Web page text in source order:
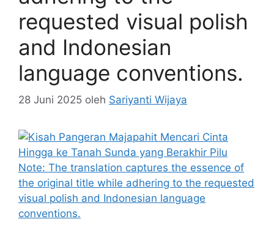
requested visual polish
and Indonesian
language conventions.
28 Juni 2025 oleh Sariyanti Wijaya